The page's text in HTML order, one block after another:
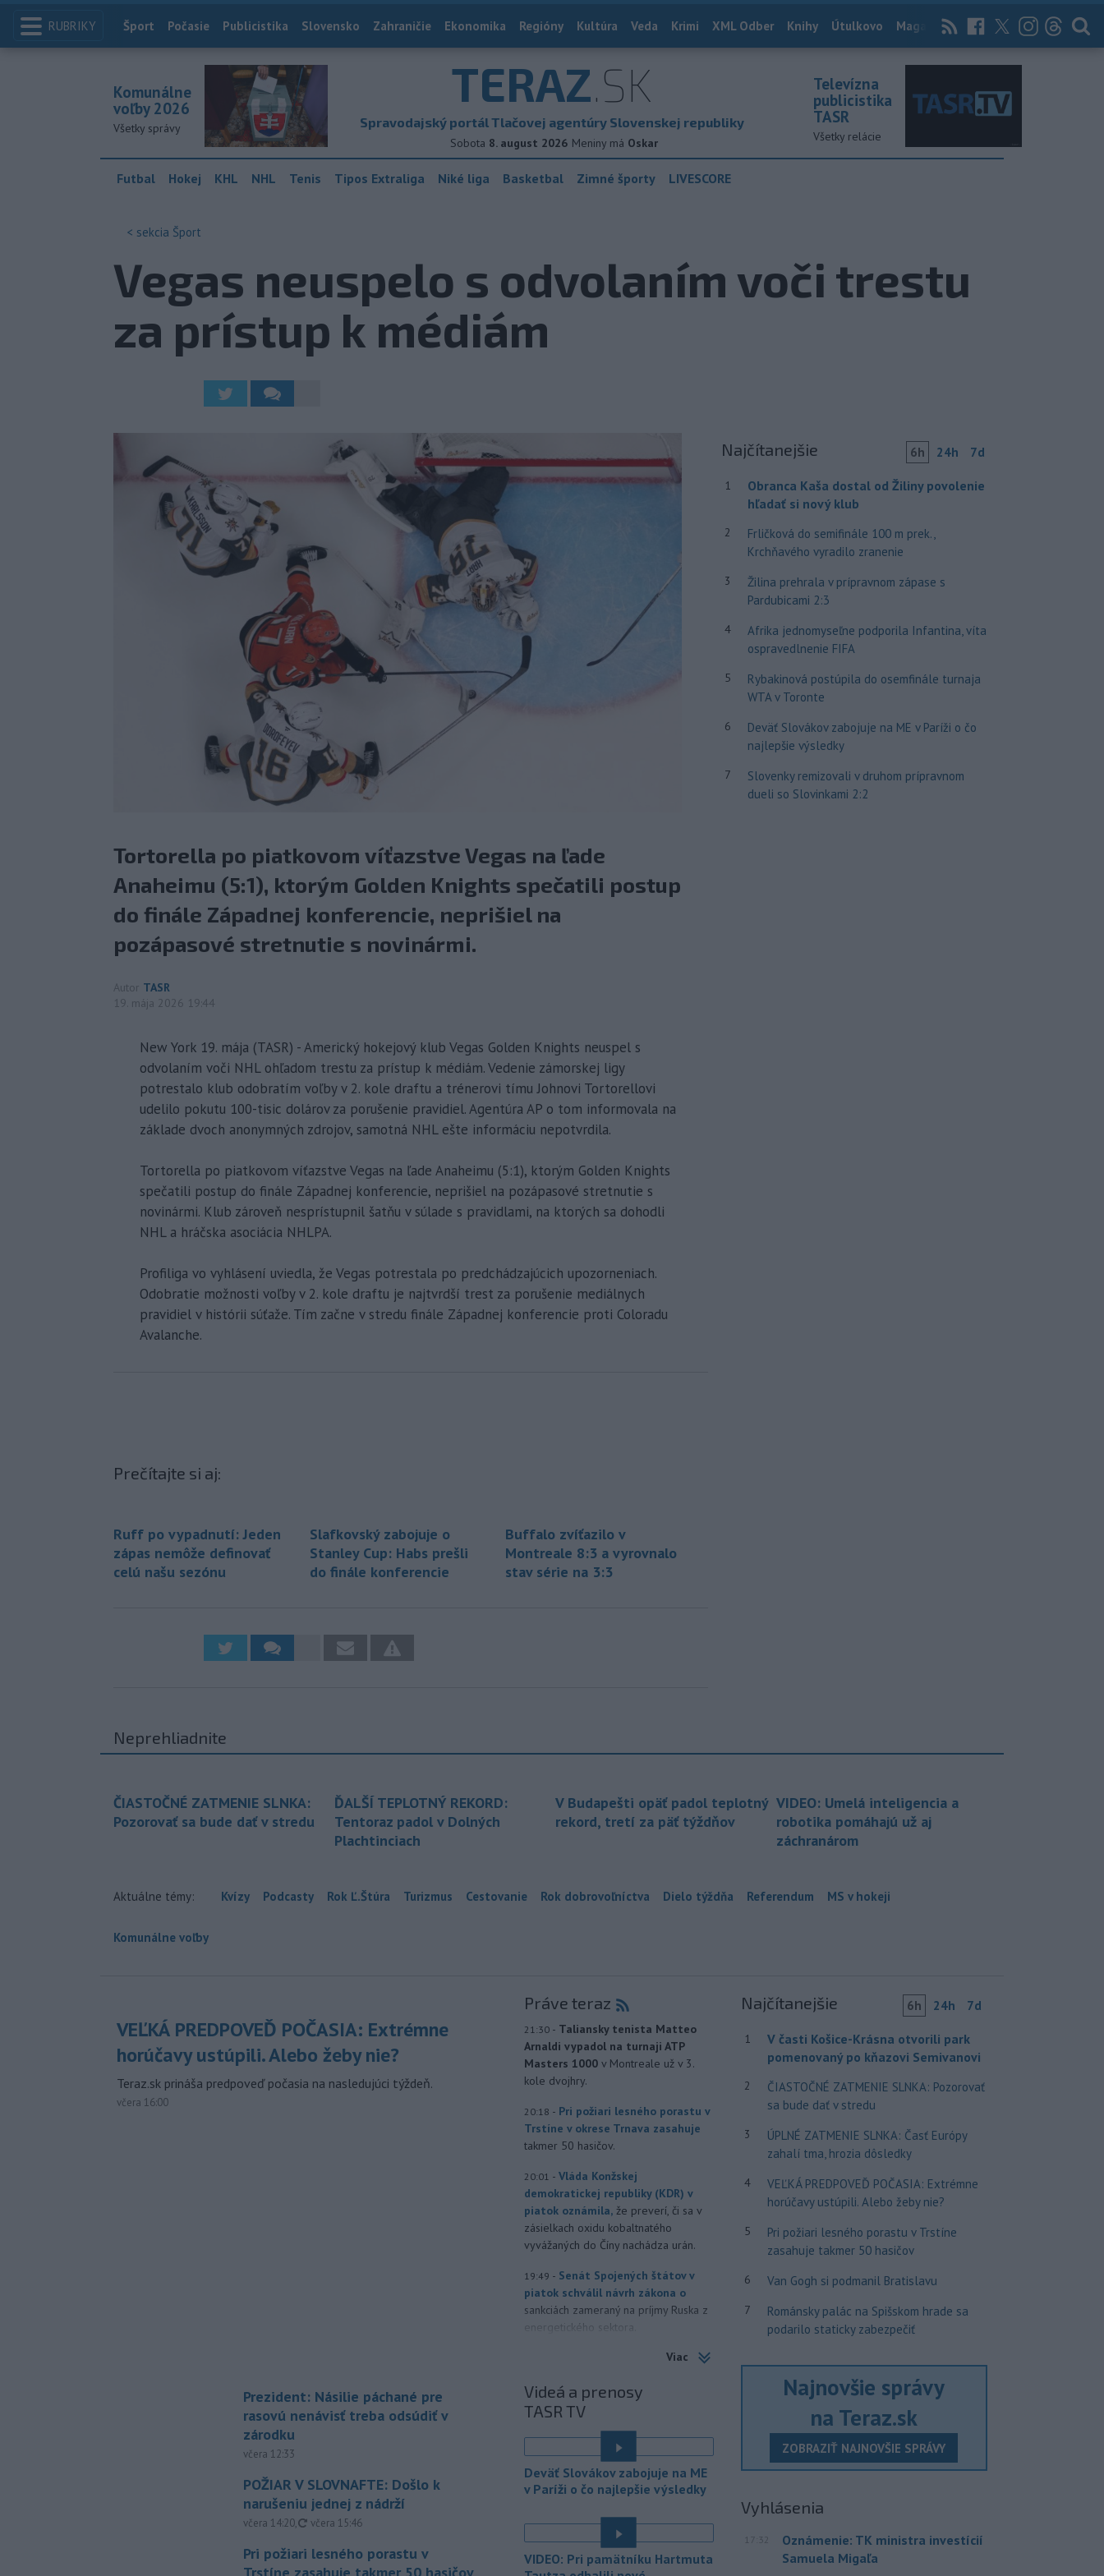
RUBRIKY Index
Šport Počasie Publicistika Slovensko Zahraničie Ekonomika Regióny Kultúra Veda Krimi XML Odber Knihy Útulkovo Magazín News Now Archív
TERAZ.SK
Spravodajský portál Tlačovej agentúry Slovenskej republiky
Sobota 8. august 2026 Meniny má Oskar
Komunálne
voľby 2026
Všetky správy
Televízna
publicistika
TASR
Všetky relácie
Futbal Hokej KHL NHL Tenis Tipos Extraliga Niké liga Basketbal Zimné športy LIVESCORE
< sekcia Šport
Vegas neuspelo s odvolaním voči trestu
za prístup k médiám
Tortorella po piatkovom víťazstve Vegas na ľade
Anaheimu (5:1), ktorým Golden Knights spečatili postup
do finále Západnej konferencie, neprišiel na
pozápasové stretnutie s novinármi.
Autor TASR
19. mája 2026 19:44
New York 19. mája (TASR) - Americký hokejový klub Vegas Golden Knights neuspel s
odvolaním voči NHL ohľadom trestu za prístup k médiám. Vedenie zámorskej ligy
potrestalo klub odobratím voľby v 2. kole draftu a trénerovi tímu Johnovi Tortorellovi
udelilo pokutu 100-tisic dolárov za porušenie pravidiel. Agentúra AP o tom informovala na
základe dvoch anonymných zdrojov, samotná NHL ešte informáciu nepotvrdila.
Tortorella po piatkovom víťazstve Vegas na ľade Anaheimu (5:1), ktorým Golden Knights
spečatili postup do finále Západnej konferencie, neprišiel na pozápasové stretnutie s
novinármi. Klub zároveň nesprístupnil šatňu v súlade s pravidlami, na ktorých sa dohodli
NHL a hráčska asociácia NHLPA.
Profiliga vo vyhlásení uviedla, že Vegas potrestala po predchádzajúcich upozorneniach.
Odobratie možnosti voľby v 2. kole draftu je najtvrdší trest za porušenie mediálnych
pravidiel v histórii súťaže. Tím začne v stredu finále Západnej konferencie proti Coloradu
Avalanche.
Prečítajte si aj:
Ruff po vypadnutí: Jeden
zápas nemôže definovať
celú našu sezónu
Slafkovský zabojuje o
Stanley Cup: Habs prešli
do finále konferencie
Buffalo zvíťazilo v
Montreale 8:3 a vyrovnalo
stav série na 3:3
Najčítanejšie 6h 24h 7d
1
Obranca Kaša dostal od Žiliny povolenie
hľadať si nový klub
2
Frličková do semifinále 100 m prek.,
Krchňavého vyradilo zranenie
3
Žilina prehrala v prípravnom zápase s
Pardubicami 2:3
4
Afrika jednomyseľne podporila Infantina, víta
ospravedlnenie FIFA
5
Rybakinová postúpila do osemfinále turnaja
WTA v Toronte
6
Deväť Slovákov zabojuje na ME v Paríži o čo
najlepšie výsledky
7
Slovenky remizovali v druhom prípravnom
dueli so Slovinkami 2:2
Neprehliadnite
ČIASTOČNÉ ZATMENIE SLNKA:
Pozorovať sa bude dať v stredu
ĎALŠÍ TEPLOTNÝ REKORD:
Tentoraz padol v Dolných
Plachtinciach
V Budapešti opäť padol teplotný
rekord, tretí za päť týždňov
VIDEO: Umelá inteligencia a
robotika pomáhajú už aj
záchranárom
Aktuálne témy: Kvízy Podcasty Rok Ľ.Štúra Turizmus Cestovanie Rok dobrovoľníctva Dielo týždňa Referendum MS v hokeji
Komunálne voľby
VEĽKÁ PREDPOVEĎ POČASIA: Extrémne
horúčavy ustúpili. Alebo žeby nie?
Teraz.sk prináša predpoveď počasia na nasledujúci týždeň.
včera 16:00
Prezident: Násilie páchané pre
rasovú nenávisť treba odsúdiť v
zárodku
včera 12:33
POŽIAR V SLOVNAFTE: Došlo k
narušeniu jednej z nádrží
včera 14:20, aktualizované
včera 15:46
Pri požiari lesného porastu v
Práve teraz
21:30 - Taliansky tenista Matteo
Arnaldi vypadol na turnaji ATP
Masters 1000 v Montreale už v 3.
kole dvojhry.
20:18 - Pri požiari lesného porastu v
Trstíne v okrese Trnava zasahuje
takmer 50 hasičov.
20:01 - Vláda Konžskej
demokratickej republiky (KDR) v
piatok oznámila, že preverí, či sa v
zásielkach oxidu kobaltnatého
vyvážaných do Číny nachádza urán.
19:49 - Senát Spojených štátov v
piatok schválil návrh zákona o
sankciách zameraný na príjmy Ruska z
energetického sektora.
Slovenská polícia prispela k
ktorý sa podarilo ukončiť
právoplatným odsúdením páchateľa v
15:21 - Piatkový požiar v
bratislavskej rafinérii Slovnaft je
pod kontrolou.Príčina jeho vzniku
TASR to potvrdil hovorca rafinérie
Anton Molnár.
Viac
Videá a prenosy
TASR TV
Deväť Slovákov zabojuje na ME
v Paríži o čo najlepšie výsledky
VIDEO: Pri pamätníku Hartmuta
Najčítanejšie 6h 24h 7d
1
V časti Košice-Krásna otvorili park
pomenovaný po kňazovi Semivanovi
2
ČIASTOČNÉ ZATMENIE SLNKA: Pozorovať
sa bude dať v stredu
3
ÚPLNÉ ZATMENIE SLNKA: Časť Európy
zahalí tma, hrozia dôsledky
4
VEĽKÁ PREDPOVEĎ POČASIA: Extrémne
horúčavy ustúpili. Alebo žeby nie?
5
Pri požiari lesného porastu v Trstíne
zasahuje takmer 50 hasičov
6 Van Gogh si podmanil Bratislavu
7
Románsky palác na Spišskom hrade sa
podarilo staticky zabezpečiť
Najnovšie správy
na Teraz.sk
ZOBRAZIŤ NAJNOVŠIE SPRÁVY
Vyhlásenia
17:32
Oznámenie: TK ministra investícií
Samuela Migaľa